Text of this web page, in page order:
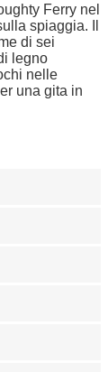
Ferry nel
spiaggia. Il
di sei
legno
nelle
una gita in